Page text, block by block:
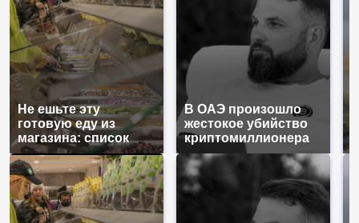
Не ешьте эту
готовую еду из
магазина: список
В ОАЭ произошло
жестокое убийство
криптомиллионера